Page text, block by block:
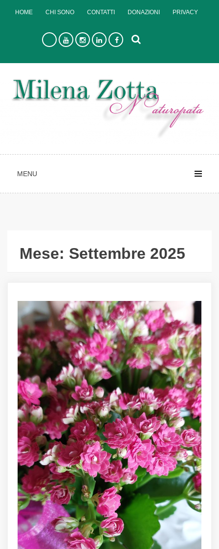
HOME CHI SONO CONTATTI DONAZIONI PRIVACY
MENU
Mese: Settembre 2025